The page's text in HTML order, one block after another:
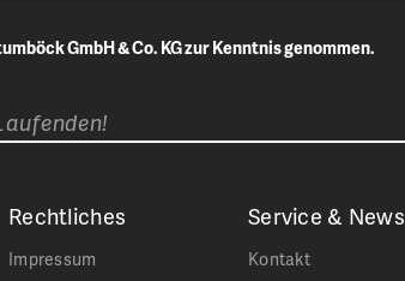
GmbH & Co. KG zur Kenntnis genommen.
Rechtliches
Impressum
Service & News
Kontakt